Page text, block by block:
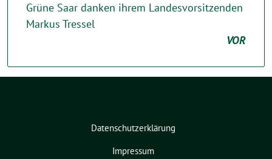
Grüne Saar danken ihrem Landesvorsitzenden
Markus Tressel
VOR
Datenschutzerklärung
Impressum